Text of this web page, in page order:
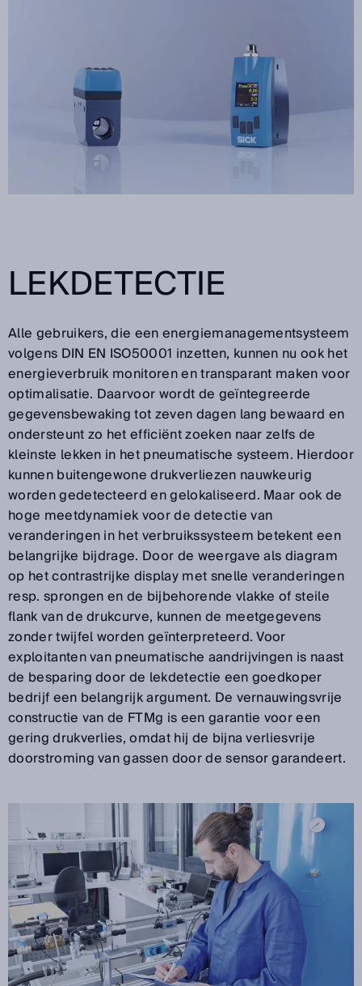
LEKDETECTIE
Alle gebruikers, die een energiemanagementsysteem
volgens DIN EN ISO50001 inzetten, kunnen nu ook het
energieverbruik monitoren en transparant maken voor
optimalisatie. Daarvoor wordt de geïntegreerde
gegevensbewaking tot zeven dagen lang bewaard en
ondersteunt zo het efficiënt zoeken naar zelfs de
kleinste lekken in het pneumatische systeem. Hierdoor
kunnen buitengewone drukverliezen nauwkeurig
worden gedetecteerd en gelokaliseerd. Maar ook de
hoge meetdynamiek voor de detectie van
veranderingen in het verbruikssysteem betekent een
belangrijke bijdrage. Door de weergave als diagram
op het contrastrijke display met snelle veranderingen
resp. sprongen en de bijbehorende vlakke of steile
flank van de drukcurve, kunnen de meetgegevens
zonder twijfel worden geïnterpreteerd. Voor
exploitanten van pneumatische aandrijvingen is naast
de besparing door de lekdetectie een goedkoper
bedrijf een belangrijk argument. De vernauwingsvrije
constructie van de FTMg is een garantie voor een
gering drukverlies, omdat hij de bijna verliesvrije
doorstroming van gassen door de sensor garandeert.